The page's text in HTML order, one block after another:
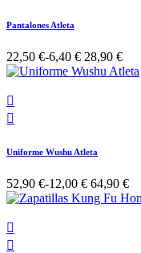
Pantalones Atleta
22,50 €-6,40 € 28,90 €


Uniforme Wushu Atleta
52,90 €-12,00 € 64,90 €

